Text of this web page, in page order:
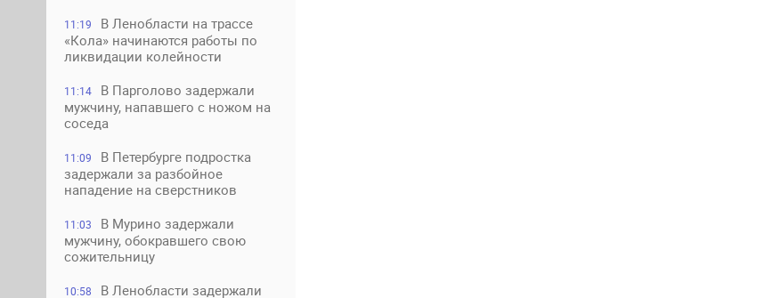
11:19
В Ленобласти на трассе
«Кола» начинаются работы по
ликвидации колейности
11:14
В Парголово задержали
мужчину, напавшего с ножом на
соседа
11:09
В Петербурге подростка
задержали за разбойное
нападение на сверстников
11:03
В Мурино задержали
мужчину, обокравшего свою
сожительницу
10:58
В Ленобласти задержали